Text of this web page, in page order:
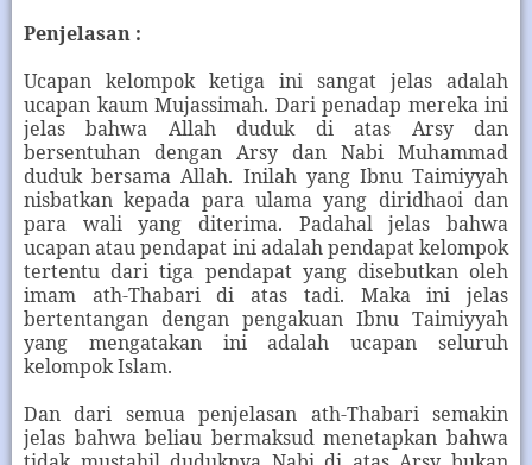
Penjelasan :
Ucapan kelompok ketiga ini sangat jelas adalah
ucapan kaum Mujassimah. Dari penadap mereka ini
jelas bahwa Allah duduk di atas Arsy dan
bersentuhan dengan Arsy dan Nabi Muhammad
duduk bersama Allah. Inilah yang Ibnu Taimiyyah
nisbatkan kepada para ulama yang diridhaoi dan
para wali yang diterima. Padahal jelas bahwa
ucapan atau pendapat ini adalah pendapat kelompok
tertentu dari tiga pendapat yang disebutkan oleh
imam ath-Thabari di atas tadi. Maka ini jelas
bertentangan dengan pengakuan Ibnu Taimiyyah
yang mengatakan ini adalah ucapan seluruh
kelompok Islam.
Dan dari semua penjelasan ath-Thabari semakin
jelas bahwa beliau bermaksud menetapkan bahwa